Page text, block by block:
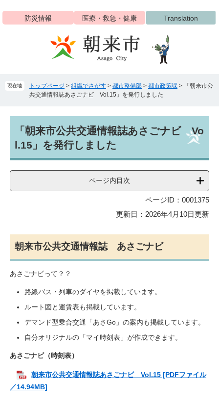
ジ
ュ
防災情報 医療・救急・健康 Translation
現在地 トップページ > 組織でさがす > 都市整備部 > 都市政策課 >
「朝来市公
共交通情報誌あさごナビ Vol.15」を発行しました
「朝来市公共交通情報誌あさごナビ Vo
l.15」を発行しました
ページ内目次
ページID：0001375
更新日：2026年4月10日更新
朝来市公共交通情報誌 あさごナビ
あさごナビって？？
路線バス・列車のダイヤを掲載しています。
ルート図と運賃表も掲載しています。
デマンド型乗合交通「あさGo」の案内も掲載しています。
自分オリジナルの「マイ時刻表」が作成できます。
あさごナビ（時刻表）
朝来市公共交通情報誌あさごナビ Vol.15 [PDFファイル
／14.94MB]